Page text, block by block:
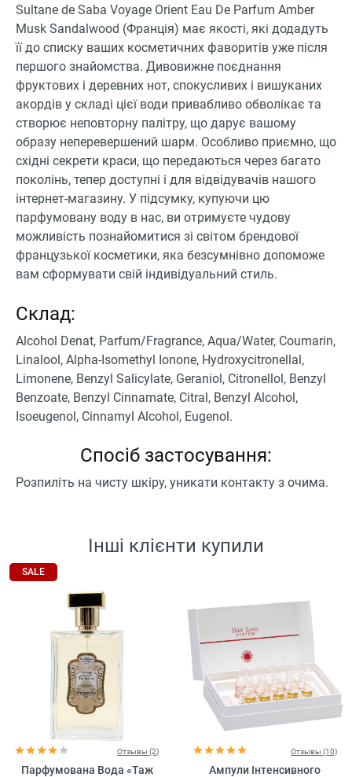
Sultane de Saba Voyage Orient Eau De Parfum Amber
Musk Sandalwood (Франція) має якості, які додадуть
її до списку ваших косметичних фаворитів уже після
першого знайомства. Дивовижне поєднання
фруктових і деревних нот, спокусливих і вишуканих
акордів у складі цієї води привабливо обволікає та
створює неповторну палітру, що дарує вашому
образу неперевершений шарм. Особливо приємно, що
східні секрети краси, що передаються через багато
поколінь, тепер доступні і для відвідувачів нашого
інтернет-магазину. У підсумку, купуючи цю
парфумовану воду в нас, ви отримуєте чудову
можливість познайомитися зі світом брендової
французької косметики, яка безсумнівно допоможе
вам сформувати свій індивідуальний стиль.
Склад:
Alcohol Denat, Parfum/Fragrance, Aqua/Water, Coumarin,
Linalool, Alpha-Isomethyl Ionone, Hydroxycitronellal,
Limonene, Benzyl Salicylate, Geraniol, Citronellol, Benzyl
Benzoate, Benzyl Cinnamate, Citral, Benzyl Alcohol,
Isoeugenol, Cinnamyl Alcohol, Eugenol.
Спосіб застосування:
Розпиліть на чисту шкіру, уникати контакту з очима.
Інші клієнти купили
SALE
Отзывы (2)
Парфумована Вода «Таж
Отзывы (10)
Ампули Інтенсивного